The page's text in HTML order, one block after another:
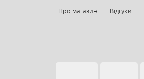
Про магазин Відгуки